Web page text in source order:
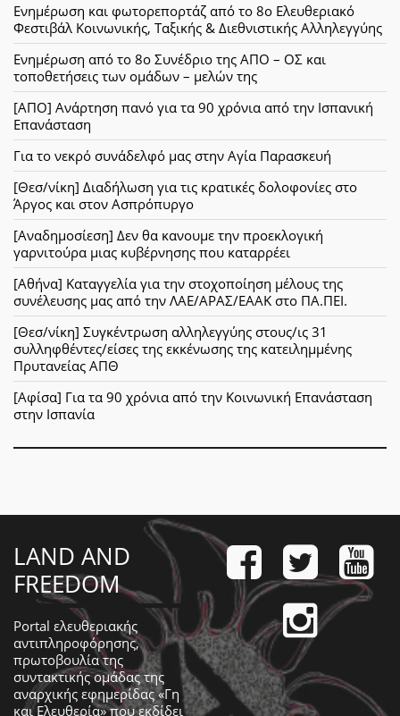
Ενημέρωση και φωτορεπορτάζ από το 8ο Ελευθεριακό
Φεστιβάλ Κοινωνικής, Ταξικής & Διεθνιστικής Αλληλεγγύης
Ενημέρωση από το 8ο Συνέδριο της ΑΠΟ – ΟΣ και
τοποθετήσεις των ομάδων – μελών της
[ΑΠΟ] Ανάρτηση πανό για τα 90 χρόνια από την Ισπανική
Επανάσταση
Για το νεκρό συνάδελφό μας στην Αγία Παρασκευή
[Θεσ/νίκη] Διαδήλωση για τις κρατικές δολοφονίες στο
Άργος και στον Ασπρόπυργο
[Αναδημοσίεση] Δεν θα κανουμε την προεκλογική
γαρνιτούρα μιας κυβέρνησης που καταρρέει
[Αθήνα] Καταγγελία για την στοχοποίηση μέλους της
συνέλευσης μας από την ΛΑΕ/ΑΡΑΣ/ΕΑΑΚ στο ΠΑ.ΠΕΙ.
[Θεσ/νίκη] Συγκέντρωση αλληλεγγύης στους/ις 31
συλληφθέντες/είσες της εκκένωσης της κατειλημμένης
Πρυτανείας ΑΠΘ
[Αφίσα] Για τα 90 χρόνια από την Κοινωνική Επανάσταση
στην Ισπανία
LAND AND
FREEDOM
Portal ελευθεριακής
αντιπληροφόρησης,
πρωτοβουλία της
συντακτικής ομάδας της
αναρχικής εφημερίδας «Γη
και Ελευθερία» που εκδίδει